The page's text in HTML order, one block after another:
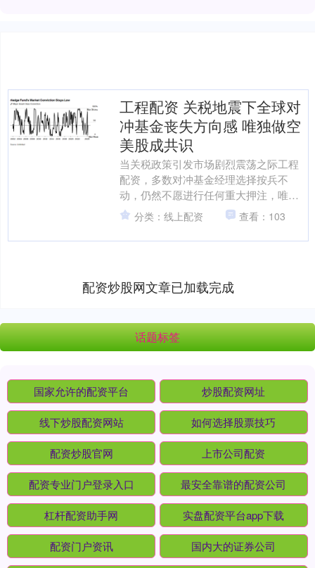
工程配资 关税地震下全球对
冲基金丧失方向感 唯独做空
美股成共识
当关税政策引发市场剧烈震荡之际工程
配资，多数对冲基金经理选择按兵不
动，仍然不愿进行任何重大押注，唯有
一个显著例外：他们正大举做空美国股
票。 桥水基金前高管Bob....
分类：线上配资 查看：103
配资炒股网文章已加载完成
话题标签
国家允许的配资平台 炒股配资网址
线下炒股配资网站 如何选择股票技巧
配资炒股官网 上市公司配资
配资专业门户登录入口 最安全靠谱的配资公司
杠杆配资助手网 实盘配资平台app下载
配资门户资讯 国内大的证券公司